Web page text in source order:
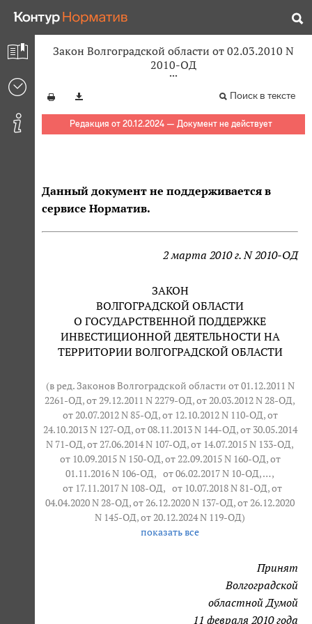
Закон Волгоградской области от 02.03.2010 N
2010-ОД
Поиск в тексте
Редакция от 20.12.2024 — Документ не действует
Данный документ не поддерживается в
сервисе Норматив.
2 марта 2010 г. N 2010-ОД
ЗАКОН
ВОЛГОГРАДСКОЙ ОБЛАСТИ
О ГОСУДАРСТВЕННОЙ ПОДДЕРЖКЕ
ИНВЕСТИЦИОННОЙ ДЕЯТЕЛЬНОСТИ НА
ТЕРРИТОРИИ ВОЛГОГРАДСКОЙ ОБЛАСТИ
(в ред. Законов Волгоградской области от 01.12.2011 N
2261-ОД, от 29.12.2011 N 2279-ОД, от 20.03.2012 N 28-ОД,
от 20.07.2012 N 85-ОД, от 12.10.2012 N 110-ОД, от
24.10.2013 N 127-ОД, от 08.11.2013 N 144-ОД, от 30.05.2014
N 71-ОД, от 27.06.2014 N 107-ОД, от 14.07.2015 N 133-ОД,
от 10.09.2015 N 150-ОД, от 22.09.2015 N 160-ОД, от
01.11.2016 N 106-ОД, от 06.02.2017 N 10-ОД, … ,
от 17.11.2017 N 108-ОД, от 10.07.2018 N 81-ОД, от
04.04.2020 N 28-ОД, от 26.12.2020 N 137-ОД, от 26.12.2020
N 145-ОД, от 20.12.2024 N 119-ОД)
показать все
Принят
Волгоградской
областной Думой
11 февраля 2010 года